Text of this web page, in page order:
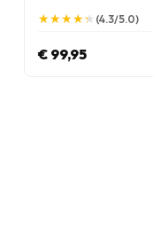
★
★★
★★
★★
★★
★ (4.3/5.0)
€ 99,95